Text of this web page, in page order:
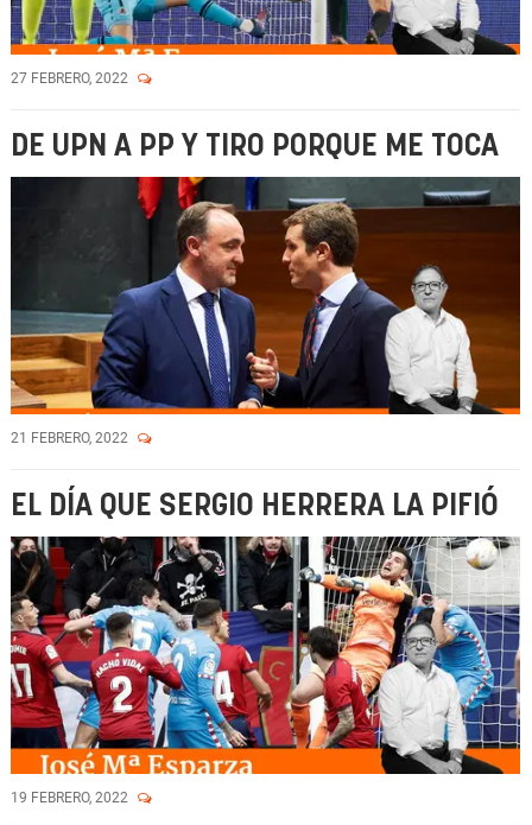
27 FEBRERO, 2022
DE UPN A PP Y TIRO PORQUE ME TOCA
21 FEBRERO, 2022
EL DÍA QUE SERGIO HERRERA LA PIFIÓ
19 FEBRERO, 2022